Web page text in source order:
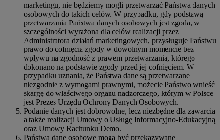
marketingu, nie będziemy mogli przetwarzać Państwa danych
osobowych do takich celów. W przypadku, gdy podstawą
przetwarzania Państwa danych osobowych jest zgoda, w
szczególności wyrażona dla celów realizacji przez
Administratora działań marketingowych, przysługuje Państwu
prawo do cofnięcia zgody w dowolnym momencie bez
wpływu na zgodność z prawem przetwarzania, którego
dokonano na podstawie zgody przed jej cofnięciem. W
przypadku uznania, że Państwa dane są przetwarzane
niezgodnie z wymogami prawnymi, możecie Państwo wnieść
skargę do właściwego organu nadzorczego, którym w Polsce
jest Prezes Urzędu Ochrony Danych Osobowych.
Podanie danych jest dobrowolne, lecz niezbędne dla zawarcia
a także realizacji Umowy o Usługę Informacyjno-Edukacyjną
oraz Umowy Rachunku Demo.
Państwa dane osobowe mogą być przekazywane